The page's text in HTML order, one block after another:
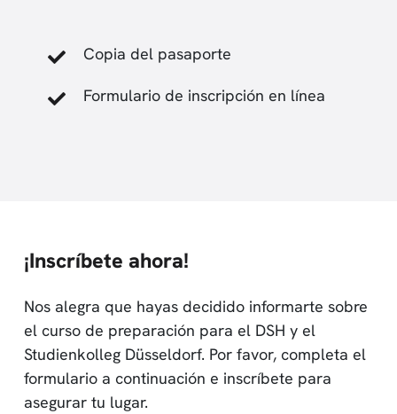
Copia del pasaporte
Formulario de inscripción en línea
¡Inscríbete ahora!
Nos alegra que hayas decidido informarte sobre
el curso de preparación para el DSH y el
Studienkolleg Düsseldorf. Por favor, completa el
formulario a continuación e inscríbete para
asegurar tu lugar.